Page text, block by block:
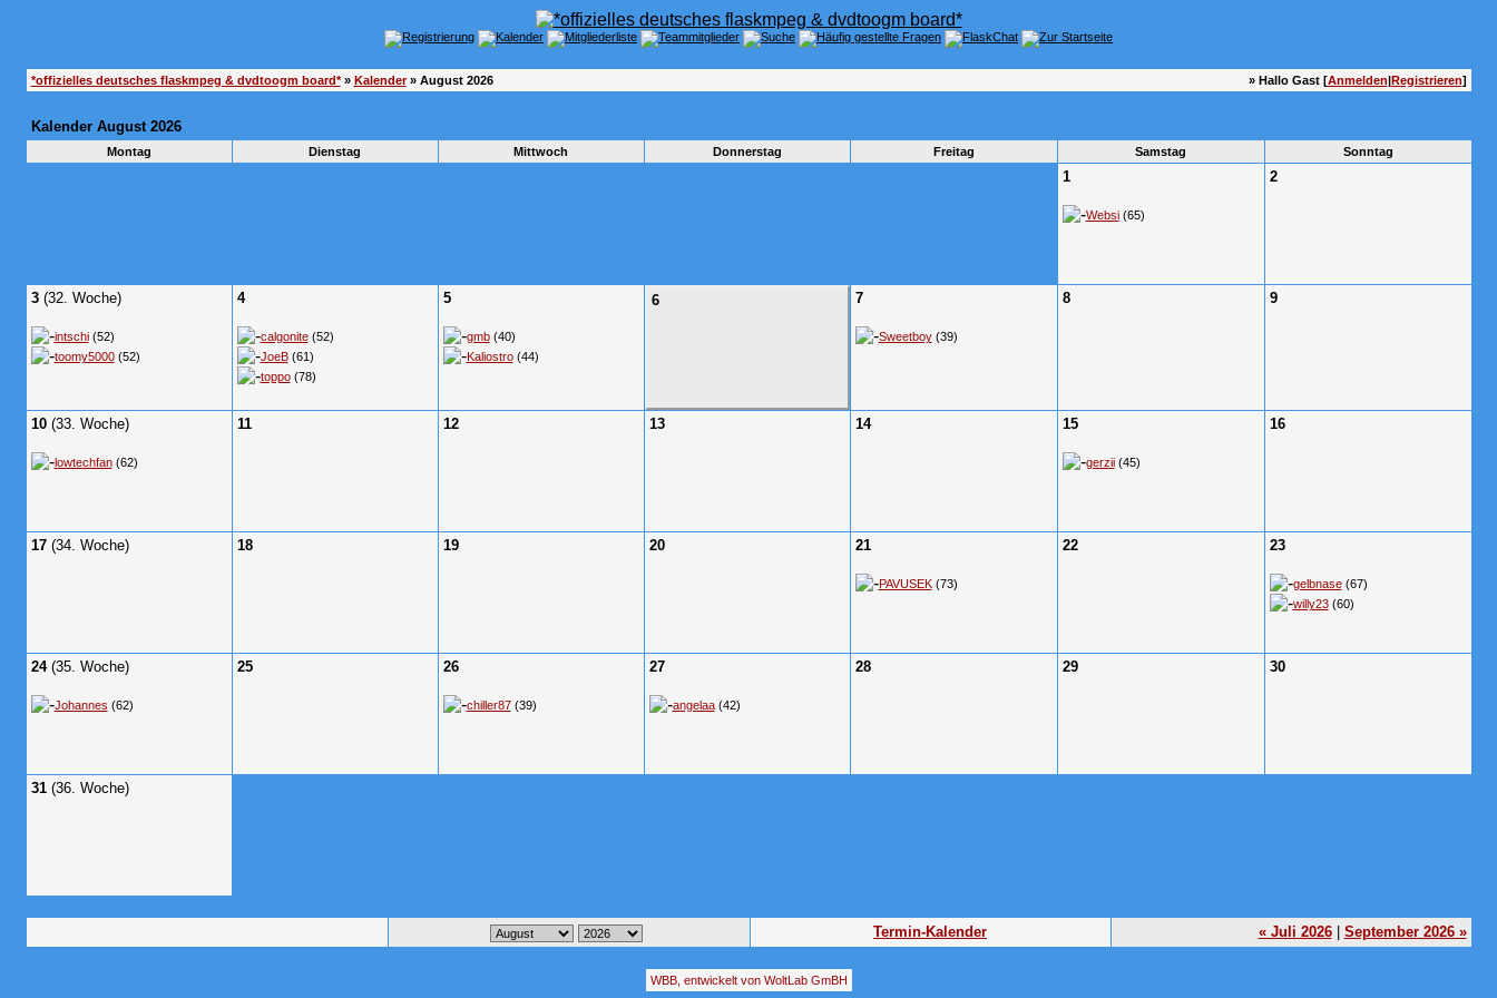
*offizielles deutsches flaskmpeg & dvdtoogm board*» Kalender» August 2026 » Hallo Gast [Anmelden|Registrieren]
Kalender August 2026
Montag Dienstag Mittwoch Donnerstag Freitag Samstag Sonntag
1
Websi(65)
2
3(32. Woche)
intschi(52)
toomy5000(52)
4
calgonite(52)
JoeB(61)
toppo(78)
5
gmb(40)
Kaliostro(44)
6 7
Sweetboy(39)
8 9
10(33. Woche)
lowtechfan(62)
11 12 13 14 15
gerzii(45)
16
17(34. Woche) 18 19 20 21
PAVUSEK(73)
22 23
gelbnase(67)
willy23(60)
24(35. Woche)
Johannes (62)
25 26
chiller87(39)
27
angelaa(42)
28 29 30
31(36. Woche)
Termin-Kalender « Juli 2026| September 2026 »
WBB, entwickelt von WoltLab GmBH